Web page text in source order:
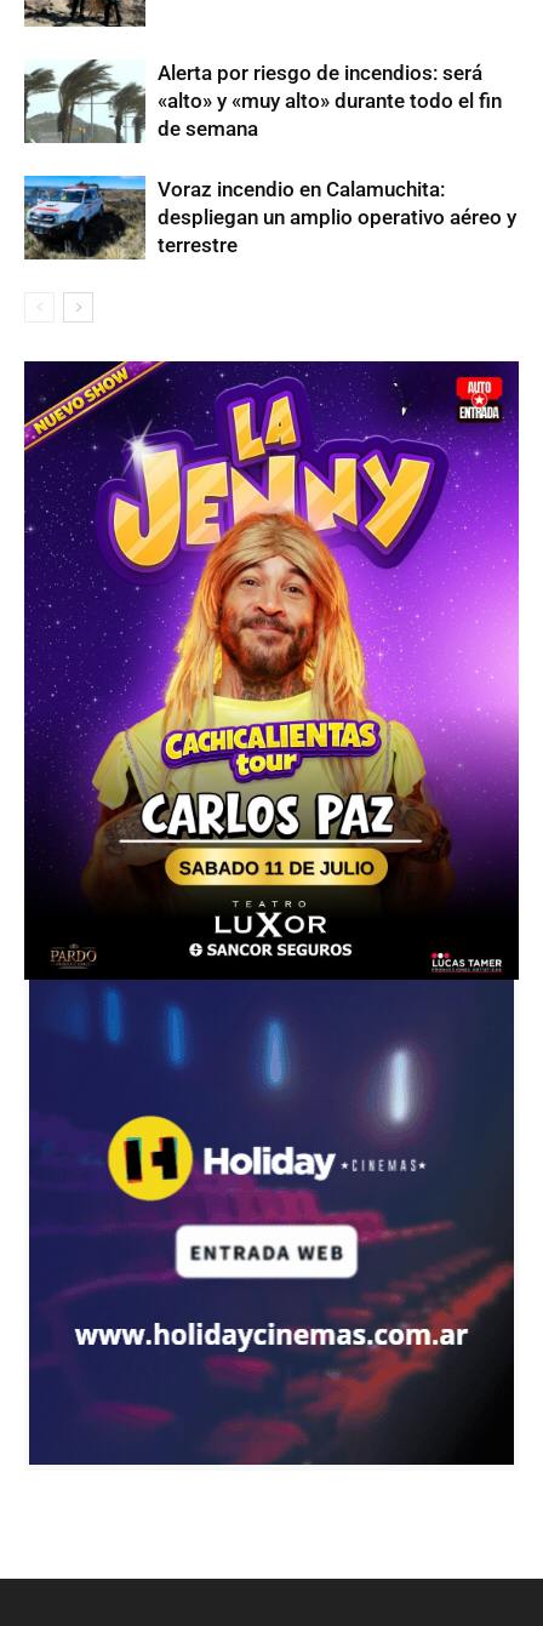
Alerta por riesgo de incendios: será
«alto» y «muy alto» durante todo el fin
de semana
Voraz incendio en Calamuchita:
despliegan un amplio operativo aéreo y
terrestre